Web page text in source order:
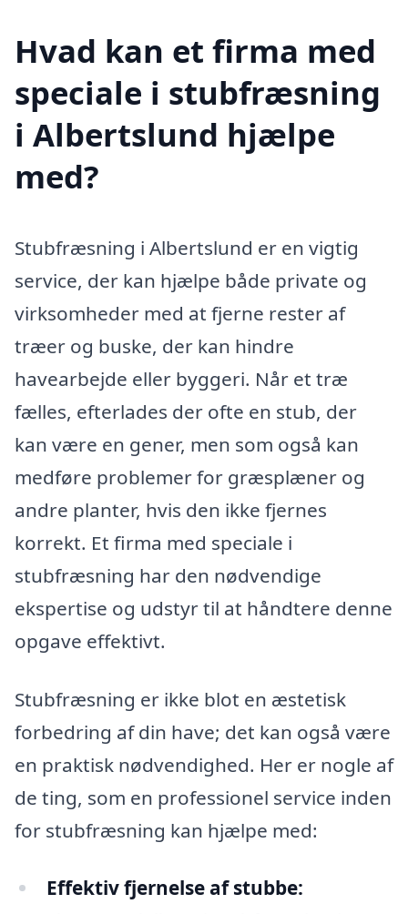
Hvad kan et firma med
speciale i stubfræsning
i Albertslund hjælpe
med?
Stubfræsning i Albertslund er en vigtig
service, der kan hjælpe både private og
virksomheder med at fjerne rester af
træer og buske, der kan hindre
havearbejde eller byggeri. Når et træ
fælles, efterlades der ofte en stub, der
kan være en gener, men som også kan
medføre problemer for græsplæner og
andre planter, hvis den ikke fjernes
korrekt. Et firma med speciale i
stubfræsning har den nødvendige
ekspertise og udstyr til at håndtere denne
opgave effektivt.
Stubfræsning er ikke blot en æstetisk
forbedring af din have; det kan også være
en praktisk nødvendighed. Her er nogle af
de ting, som en professionel service inden
for stubfræsning kan hjælpe med:
Effektiv fjernelse af stubbe: